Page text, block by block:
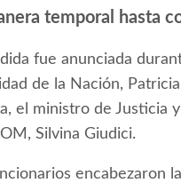
temporal hasta
fue anunciada
de la Nación,
el ministro de Justicia
Silvina Giudici.
encabezaron